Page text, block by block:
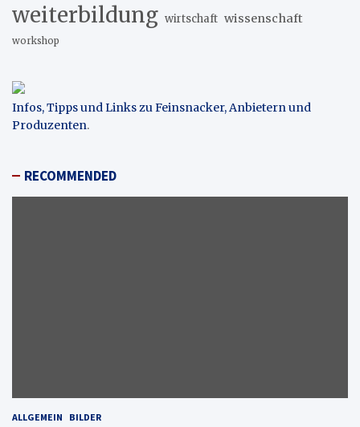
weiterbildung wirtschaft wissenschaft
workshop
Infos, Tipps und Links zu Feinsnacker, Anbietern und
Produzenten.
RECOMMENDED
ALLGEMEIN BILDER